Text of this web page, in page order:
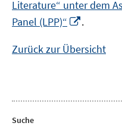
Literature“ unter dem
Panel (LPP)“
Fenster
.
Zurück zur Übersicht
Suche